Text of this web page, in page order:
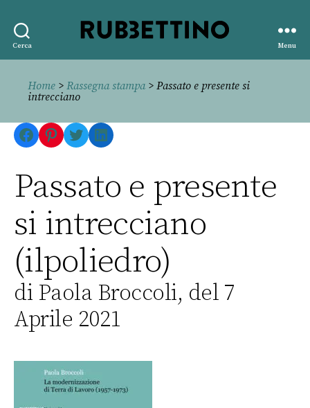
Cerca
editore
Menu
Home > Rassegna stampa> Passato e presente si
intrecciano
Facebook
Pinterest
TwitterLinkedIn
Passato e presente
si intrecciano
(ilpoliedro)
di Paola Broccoli, del 7
Aprile 2021